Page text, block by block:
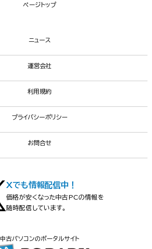
ページトップ
ニュース
運営会社
利用規約
プライバシーポリシー
お問合せ
Xでも情報配信中！
価格が安くなった中古PCの情報を
随時配信しています。
中古パソコンのポータルサイト